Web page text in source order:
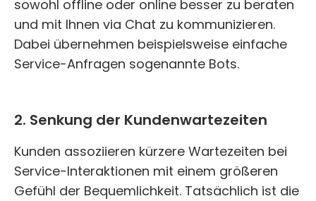
sowohl offline oder online besser zu beraten
und mit Ihnen via Chat zu kommunizieren.
Dabei übernehmen beispielsweise einfache
Service-Anfragen sogenannte Bots.
2. Senkung der Kundenwartezeiten
Kunden assoziieren kürzere Wartezeiten bei
Service-Interaktionen mit einem größeren
Gefühl der Bequemlichkeit. Tatsächlich ist die